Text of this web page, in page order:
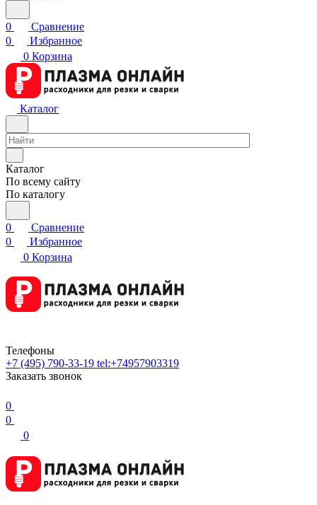
0
Сравнение
0
Избранное
0 Корзина
Каталог
Каталог
По всему сайту
По каталогу
0
Сравнение
0
Избранное
0 Корзина
Телефоны
+7 (495) 790-33-19 tel:+74957903319
Заказать звонок
0
0
0